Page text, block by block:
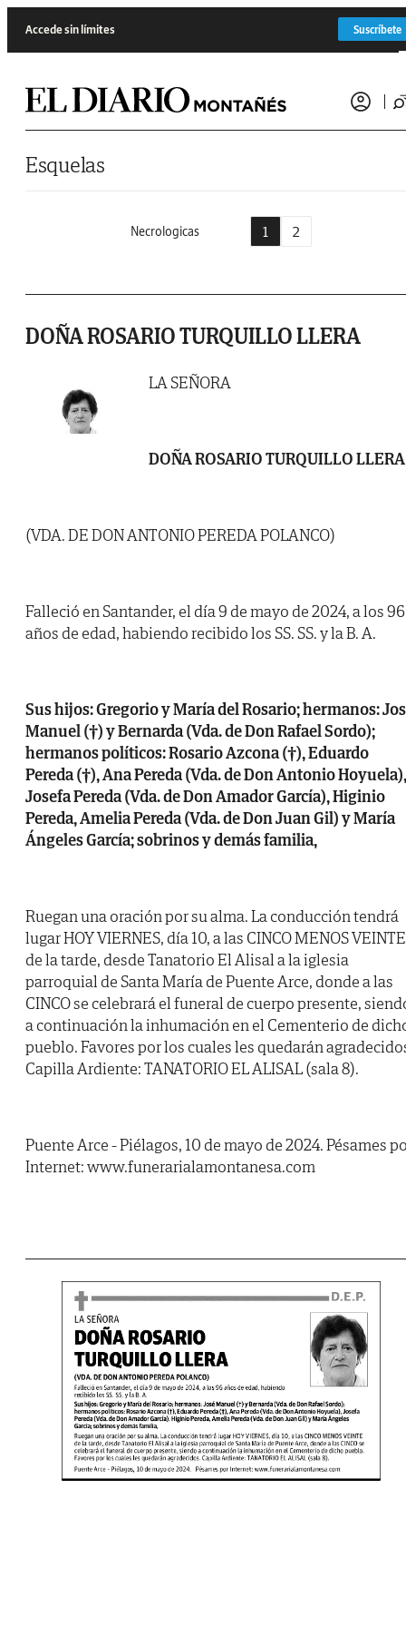
Accede sin límites Suscríbete
Esquelas
Necrologicas 1 2
DOÑA ROSARIO TURQUILLO LLERA
LA SEÑORA
DOÑA ROSARIO TURQUILLO LLERA
(VDA. DE DON ANTONIO PEREDA POLANCO)
Falleció en Santander, el día 9 de mayo de 2024, a los 96
años de edad, habiendo recibido los SS. SS. y la B. A.
Sus hijos: Gregorio y María del Rosario; hermanos:
Manuel (†) y Bernarda (Vda. de Don Rafael Sordo);
hermanos políticos: Rosario Azcona (†), Eduardo
Pereda (†), Ana Pereda (Vda. de Don Antonio Hoyuela),
Josefa Pereda (Vda. de Don Amador García), Higinio
Pereda, Amelia Pereda (Vda. de Don Juan Gil) y María
Ángeles García; sobrinos y demás familia,
Ruegan una oración por su alma. La conducción tendrá
lugar HOY VIERNES, día 10, a las CINCO MENOS VEINTE
de la tarde, desde Tanatorio El Alisal a la iglesia
parroquial de Santa María de Puente Arce, donde a las
CINCO se celebrará el funeral de cuerpo presente,
a continuación la inhumación en el Cementerio de
pueblo. Favores por los cuales les quedarán
Capilla Ardiente: TANATORIO EL ALISAL (sala 8).
Puente Arce - Piélagos, 10 de mayo de 2024. Pésames
Internet: www.funerarialamontanesa.com